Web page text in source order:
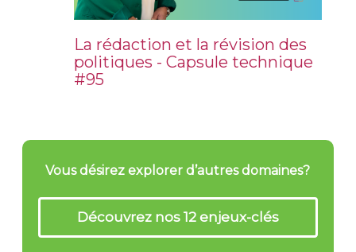
La rédaction et la révision des
politiques - Capsule technique
#95
Vous désirez explorer d’autres domaines?
Découvrez nos 12 enjeux-clés